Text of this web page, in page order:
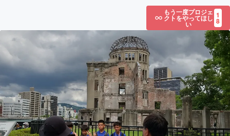
もう一度プロジェ
クトをやってほし
い
1
8